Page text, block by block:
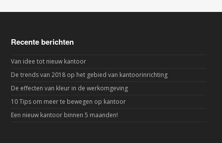
Recente berichten
Van idee tot nieuw kantoor
De trends van 2018 op het gebied van kantoorinrichting
De effecten van kleur in de werkomgeving
10 Tips om meer te bewegen op kantoor
Een nieuw kantoor binnen 5 maanden!